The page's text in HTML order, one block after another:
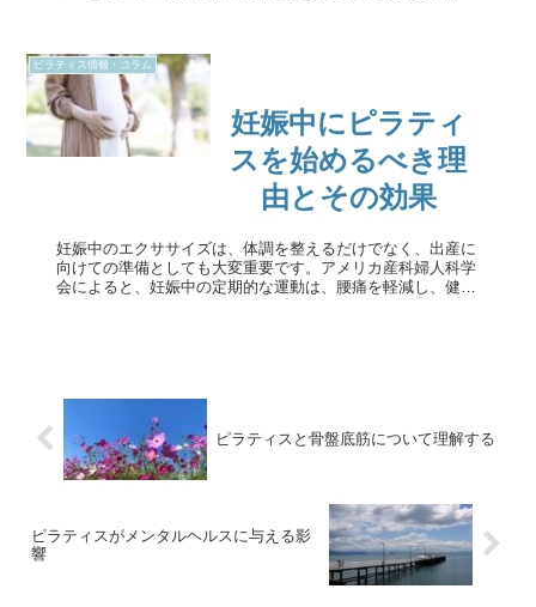
ピラティス情報・コラム
妊娠中にピラティ
スを始めるべき理
由とその効果
妊娠中のエクササイズは、体調を整えるだけでなく、出産に
向けての準備としても大変重要です。アメリカ産科婦人科学
会によると、妊娠中の定期的な運動は、腰痛を軽減し、健康
ピラティスと骨盤底筋について理解する
ピラティスがメンタルヘルスに与える影
響